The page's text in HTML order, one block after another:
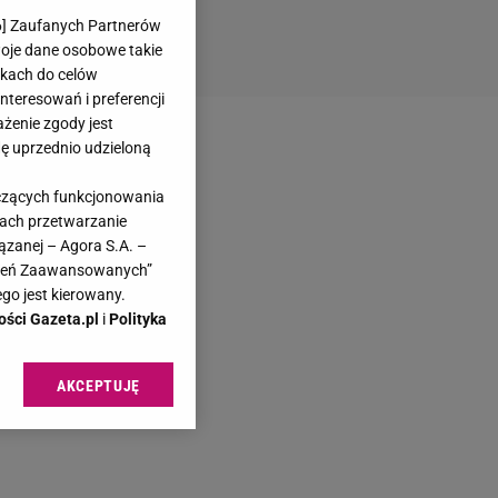
] Zaufanych Partnerów
dane osobowe takie
do celów
i preferencji
zgody jest
uprzednio udzieloną
funkcjonowania
przetwarzanie
– Agora S.A. –
Zaawansowanych”
jest kierowany.
Gazeta.pl iPolityka
sp. z o.o., jej
AKCEPTUJĘ